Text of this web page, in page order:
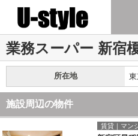
業務スーパー 新宿
所在地
施設周辺の物件
賃貸｜マン